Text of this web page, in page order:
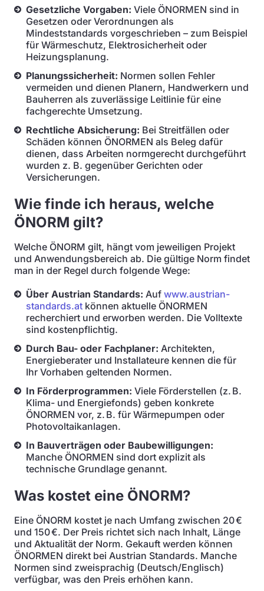
Gesetzliche Vorgaben: Viele ÖNORMEN sind in
Gesetzen oder Verordnungen als
Mindeststandards vorgeschrieben – zum Beispiel
für Wärmeschutz, Elektrosicherheit oder
Heizungsplanung.
Planungssicherheit: Normen sollen Fehler
vermeiden und dienen Planern, Handwerkern und
Bauherren als zuverlässige Leitlinie für eine
fachgerechte Umsetzung.
Rechtliche Absicherung: Bei Streitfällen oder
Schäden können ÖNORMEN als Beleg dafür
dienen, dass Arbeiten normgerecht durchgeführt
wurden z. B. gegenüber Gerichten oder
Versicherungen.
Wie finde ich heraus, welche
ÖNORM gilt?
Welche ÖNORM gilt, hängt vom jeweiligen Projekt
und Anwendungsbereich ab. Die gültige Norm findet
man in der Regel durch folgende Wege:
Über Austrian Standards: Auf www.austrian-
standards.at können aktuelle ÖNORMEN
recherchiert und erworben werden. Die Volltexte
sind kostenpflichtig.
Durch Bau- oder Fachplaner: Architekten,
Energieberater und Installateure kennen die für
Ihr Vorhaben geltenden Normen.
In Förderprogrammen: Viele Förderstellen (z. B.
Klima- und Energiefonds) geben konkrete
ÖNORMEN vor, z. B. für Wärmepumpen oder
Photovoltaikanlagen.
In Bauverträgen oder Baubewilligungen:
Manche ÖNORMEN sind dort explizit als
technische Grundlage genannt.
Was kostet eine ÖNORM?
Eine ÖNORM kostet je nach Umfang zwischen 20 €
und 150 €. Der Preis richtet sich nach Inhalt, Länge
und Aktualität der Norm. Gekauft werden können
ÖNORMEN direkt bei Austrian Standards. Manche
Normen sind zweisprachig (Deutsch/Englisch)
verfügbar, was den Preis erhöhen kann.